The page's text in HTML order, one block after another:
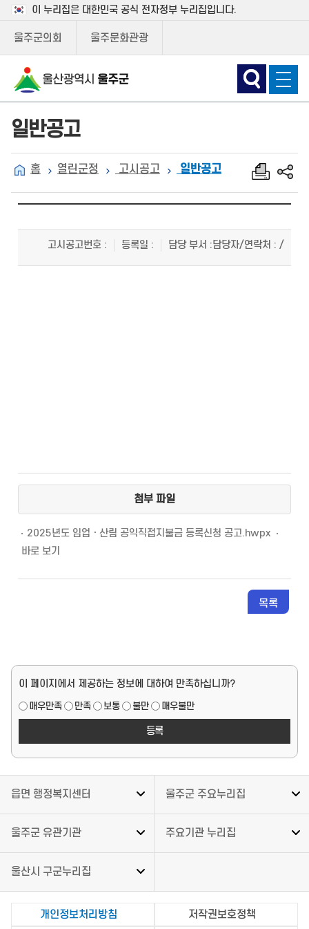
이 누리집은 대한민국 공식 전자정부 누리집입니다.
울주군의회 울주문화관광
일반공고
홈 열린군정 고시공고 일반공고
고시공고번호 : 등록일 : 담당 부서 :담당자/연락처 : /
첨부 파일
2025년도 임업ㆍ산림 공익직접지불금 등록신청 공고.hwpx
바로 보기
목록
페이지 만족도
이 페이지에서 제공하는 정보에 대하여 만족하십니까?
매우만족 만족 보통 불만 매우불만
읍면 행정복지센터 울주군 주요누리집
울주군 유관기관 주요기관 누리집
울산시 구군누리집
개인정보처리방침 저작권보호정책